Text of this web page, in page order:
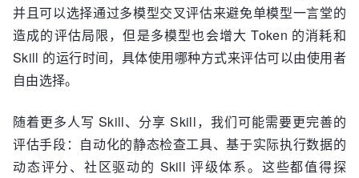
并且可以选择通过多模型交叉评估来避免单模型一言堂的
造成的评估局限，但是多模型也会增大 Token 的消耗和
Skill 的运行时间，具体使用哪种方式来评估可以由使用者
自由选择。
随着更多人写 Skill、分享 Skill，我们可能需要更完善的
评估手段：自动化的静态检查工具、基于实际执行数据的
动态评分、社区驱动的 Skill 评级体系。这些都值得探